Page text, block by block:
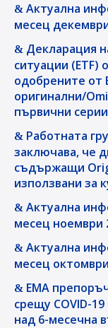
Актуална
месец
Декларация
ситуации (ETF)
одобрените от
оригинални/
първични
Работната
заключава, че
съдържащи
използвани за
Актуална
месец ноември
Актуална
месец октомври
EMA
срещу COVID-
над 6-месечна